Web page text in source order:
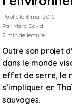
Publié le 6 mai 2015
Par Marc David
2 min de lecture
Outre son projet
dans le monde
effet de serre, le
s’impliquer en
sauvages.